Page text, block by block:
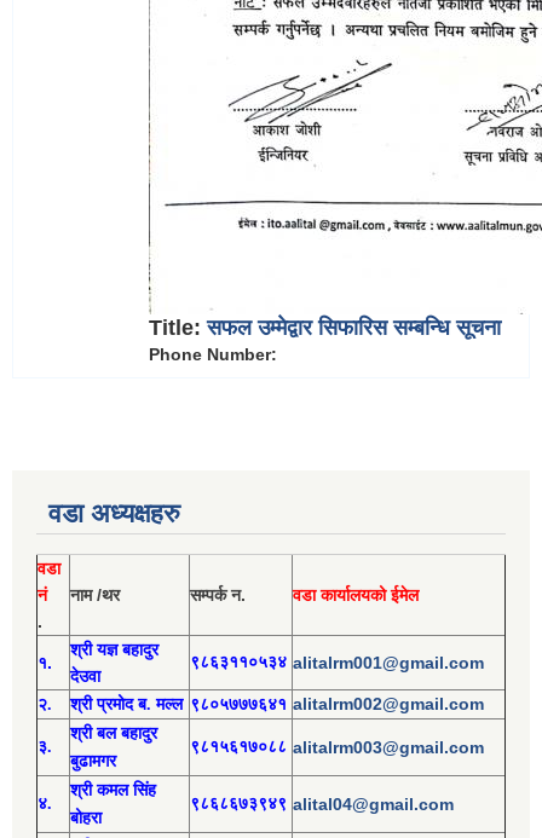
Title:सफल उम्मेद्वार सिफारिस सम्बन्धि सूचना
Phone Number:
वडा अध्यक्षहरु
वडा
नं
.
नाम /थर सम्पर्क न. वडा कार्यालयको ईमेल
१.
श्री यज्ञ बहादुर
देउवा
९८६३११०५३४ alitalrm001@gmail.com
२. श्रीप्रमोदब. मल्ल ९८०५७७७६४१ alitalrm002@gmail.com
३.
श्रीबल बहादुर
बुढामगर
९८१५६१७०८८ alitalrm003@gmail.com
४.
श्री कमल सिंह
बोहरा
९८६८६७३९४९ alital04@gmail.com